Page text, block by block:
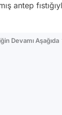
antep
Devamı Aşağıda